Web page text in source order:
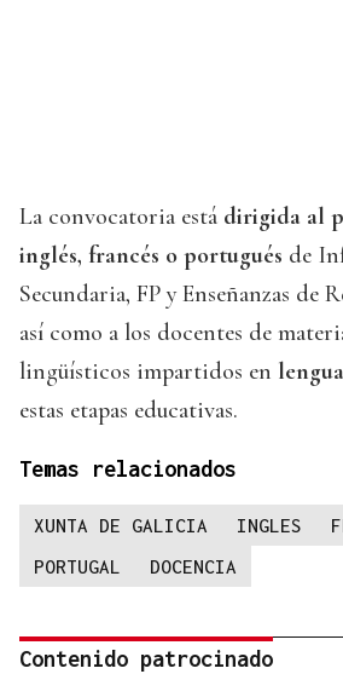
La convocatoria está dirigida al
inglés, francés o portugués de
Secundaria, FP y Enseñanzas de
así como a los docentes de
lingüísticos impartidos en
estas etapas educativas.
Temas relacionados
XUNTA DE GALICIA INGLES
PORTUGAL
DOCENCIA
Contenido patrocinado